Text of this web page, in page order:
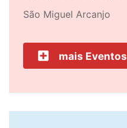
São Miguel Arcanjo
mais Eventos